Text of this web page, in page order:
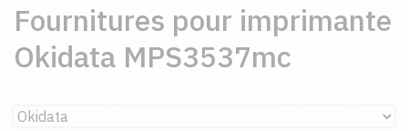
Fournitures pour imprimante
Okidata MPS3537mc